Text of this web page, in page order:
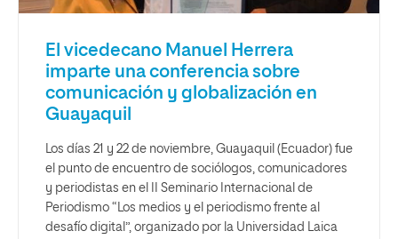
El vicedecano Manuel Herrera
imparte una conferencia sobre
comunicación y globalización en
Guayaquil
Los días 21 y 22 de noviembre, Guayaquil (Ecuador) fue
el punto de encuentro de sociólogos, comunicadores
y periodistas en el II Seminario Internacional de
Periodismo “Los medios y el periodismo frente al
desafío digital”, organizado por la Universidad Laica